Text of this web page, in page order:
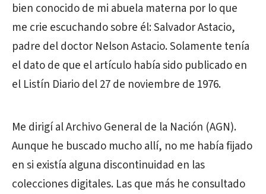
bien conocido de mi abuela materna por lo que
me crie escuchando sobre él: Salvador Astacio,
padre del doctor Nelson Astacio. Solamente tenía
el dato de que el artículo había sido publicado en
el Listín Diario del 27 de noviembre de 1976.
Me dirigí al Archivo General de la Nación (AGN).
Aunque he buscado mucho allí, no me había fijado
en si existía alguna discontinuidad en las
colecciones digitales. Las que más he consultado